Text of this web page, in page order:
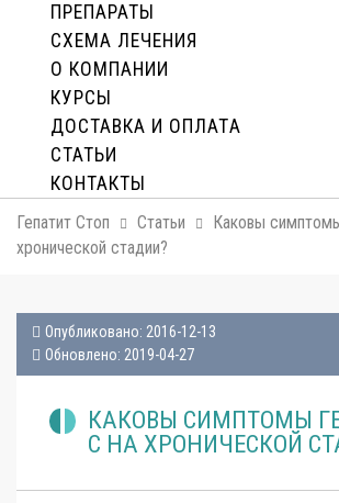
ПРЕПАРАТЫ
СХЕМА ЛЕЧЕНИЯ
О КОМПАНИИ
КУРСЫ
ДОСТАВКА И ОПЛАТA
СТАТЬИ
КОНТАКТЫ
Гепатит Стоп Статьи
Каковы
хронической стадии?
Опубликовано: 2016-12-13
Обновлено: 2019-04-27
КАКОВЫ СИМПТОМЫ
C НА ХРОНИЧЕСКОЙ